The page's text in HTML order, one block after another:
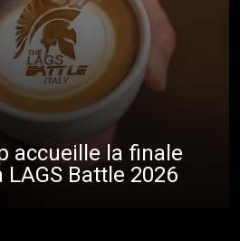
accueille la finale
Battle 2026